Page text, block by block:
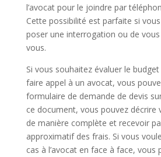
l’avocat pour le joindre par
Cette possibilité est parfaite si vous
poser une interrogation ou de
vous.
Si vous souhaitez évaluer le
faire appel à un avocat, vous
formulaire de demande de devis
ce document, vous pouvez décrire
de manière complète et recevoir
approximatif des frais. Si vous
cas à l’avocat en face à face, vous